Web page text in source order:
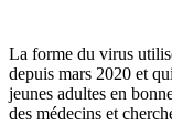
La forme du virus
depuis mars 2020 et
jeunes adultes en
des médecins et